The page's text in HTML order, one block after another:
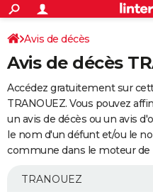
ACTUALITÉS
Politique
Société
Faits Divers
Education
Monde
Villes
+
SPORT
Coupe du monde 2026
Football
Tennis
Cyclisme
Rugby
Forum
Programme TV
TNT
Streaming
Cinéma
Sorties cinéma
Musique
+
FINANCE
Impôts
Immobilier
Risques naturels par ville
Banque
Assurance
Crédit
AUTO
Essais
Réserver un essai
Citadines
Berlines
SUV
Forum auto
+
Mobiles
Meilleur smartphone
Internet
Ordinateurs
Jeux vidéo
Guide high-tech
Avis de décès
Avis de décès
Accédez gratuitement sur
TRANOUEZ. Vous pouvez
un avis de décès ou un avis
le nom d'un défunt et/ou le
commune dans le moteur de